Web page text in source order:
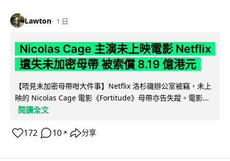
Lawton 1 日
Nicolas Cage 主演未上映電影 Netflix
遺失未加密母帶 被索償 8.19 億港元
【唔見未加密母帶咁大件事】Netflix 洛杉磯辦公室被竊，未上
映的 Nicolas Cage 電影《Fortitude》母帶亦告失蹤。電影...
閱讀全文
172 10 ↗ 分享